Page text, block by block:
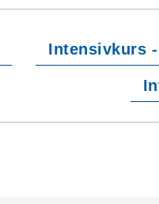
Intensivkurs -